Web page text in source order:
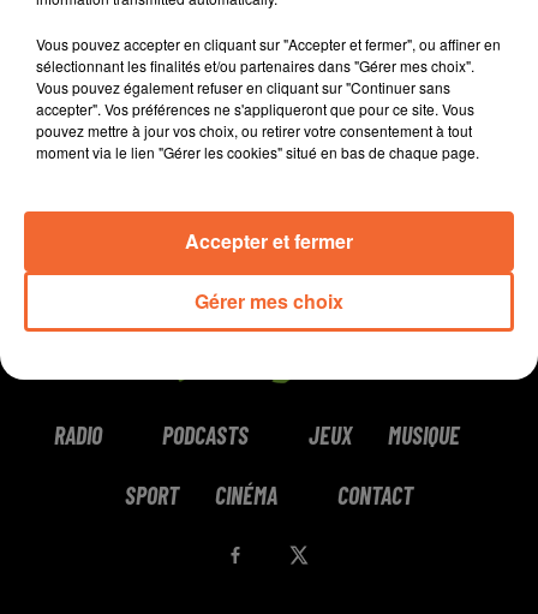
Recette présentée par Hélène et Jacqueline
0:00 3 min 57 sec
RADIO PODCASTS JEUX MUSIQUE
SPORT CINÉMA CONTACT
Vous pouvez accepter en cliquant sur "Accepter et fermer", ou affiner en
sélectionnant les finalités et/ou partenaires dans "Gérer mes choix".
Vous pouvez également refuser en cliquant sur "Continuer sans
accepter". Vos préférences ne s'appliqueront que pour ce site. Vous
pouvez mettre à jour vos choix, ou retirer votre consentement à tout
moment via le lien "Gérer les cookies" situé en bas de chaque page.
Gérer mes choix
Accepter et fermer